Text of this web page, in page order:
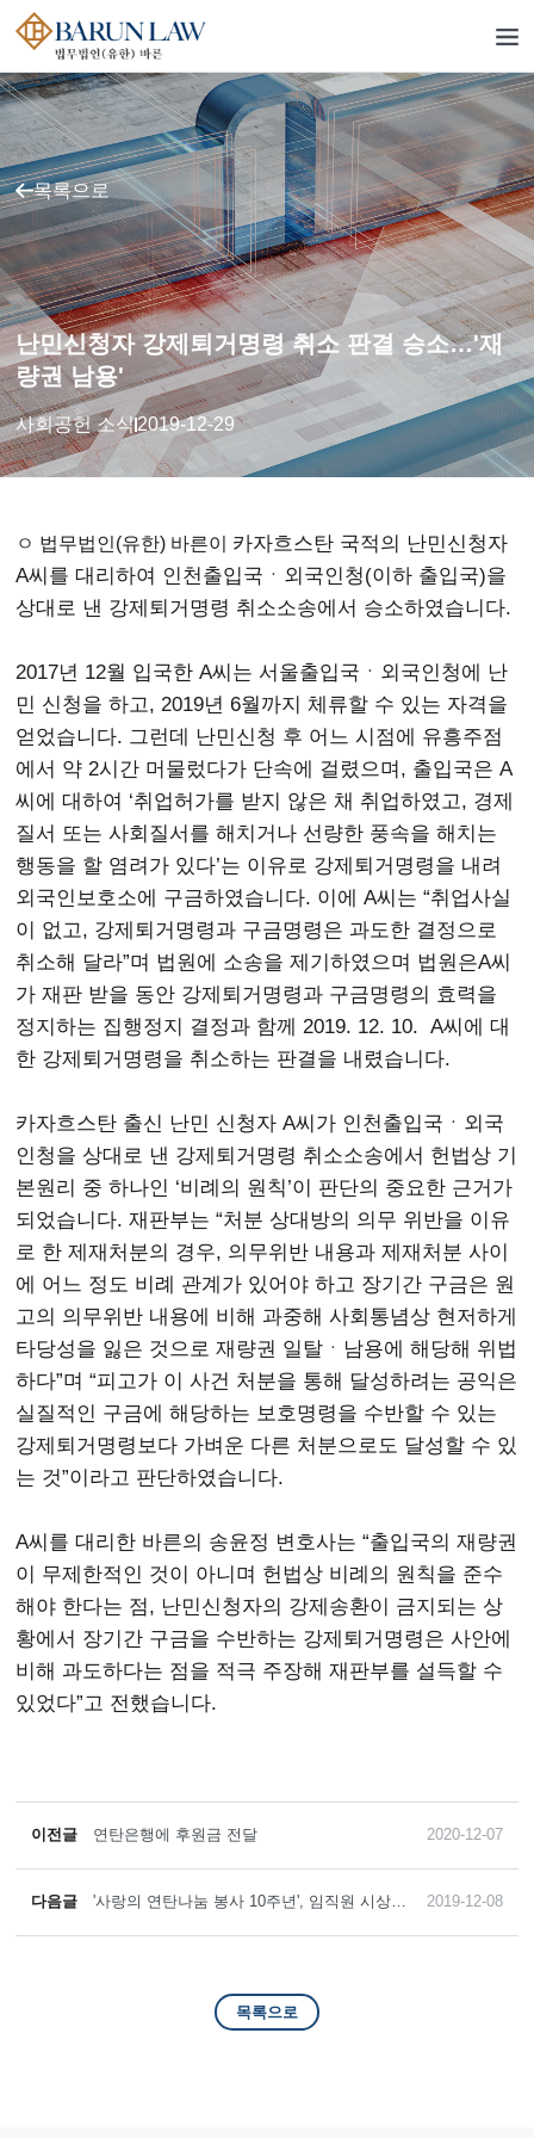
목록으로
난민신청자 강제퇴거명령 취소 판결 승소…'재
량권 남용'
사회공헌 소식2019-12-29
ㅇ 법무법인(유한) 바른이 카자흐스탄 국적의 난민신청자
A씨를 대리하여 인천출입국ㆍ외국인청(이하 출입국)을
상대로 낸 강제퇴거명령 취소소송에서 승소하였습니다.
2017년 12월 입국한 A씨는 서울출입국ㆍ외국인청에 난
민 신청을 하고, 2019년 6월까지 체류할 수 있는 자격을
얻었습니다. 그런데 난민신청 후 어느 시점에 유흥주점
에서 약 2시간 머물렀다가 단속에 걸렸으며, 출입국은 A
씨에 대하여 ‘취업허가를 받지 않은 채 취업하였고, 경제
질서 또는 사회질서를 해치거나 선량한 풍속을 해치는
행동을 할 염려가 있다’는 이유로 강제퇴거명령을 내려
외국인보호소에 구금하였습니다. 이에 A씨는 “취업사실
이 없고, 강제퇴거명령과 구금명령은 과도한 결정으로
취소해 달라”며 법원에 소송을 제기하였으며 법원은A씨
가 재판 받을 동안 강제퇴거명령과 구금명령의 효력을
정지하는 집행정지 결정과 함께 2019. 12. 10. A씨에 대
한 강제퇴거명령을 취소하는 판결을 내렸습니다.
카자흐스탄 출신 난민 신청자 A씨가 인천출입국ㆍ외국
인청을 상대로 낸 강제퇴거명령 취소소송에서 헌법상 기
본원리 중 하나인 ‘비례의 원칙’이 판단의 중요한 근거가
되었습니다. 재판부는 “처분 상대방의 의무 위반을 이유
로 한 제재처분의 경우, 의무위반 내용과 제재처분 사이
에 어느 정도 비례 관계가 있어야 하고 장기간 구금은 원
고의 의무위반 내용에 비해 과중해 사회통념상 현저하게
타당성을 잃은 것으로 재량권 일탈ㆍ남용에 해당해 위법
하다”며 “피고가 이 사건 처분을 통해 달성하려는 공익은
실질적인 구금에 해당하는 보호명령을 수반할 수 있는
강제퇴거명령보다 가벼운 다른 처분으로도 달성할 수 있
는 것”이라고 판단하였습니다.
A씨를 대리한 바른의 송윤정 변호사는 “출입국의 재량권
이 무제한적인 것이 아니며 헌법상 비례의 원칙을 준수
해야 한다는 점, 난민신청자의 강제송환이 금지되는 상
황에서 장기간 구금을 수반하는 강제퇴거명령은 사안에
비해 과도하다는 점을 적극 주장해 재판부를 설득할 수
있었다”고 전했습니다.
이전글 연탄은행에 후원금 전달 2020-12-07
다음글
'사랑의 연탄나눔 봉사 10주년', 임직원 시상
2019-12-08
목록으로